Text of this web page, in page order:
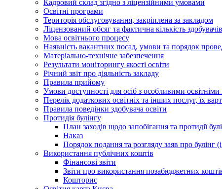
Кадровий склад згідно з ліцензійними умовами
Освітні програми
Територія обслуговування, закріплена за закладом
Ліцензований обсяг та фактична кількість
Мова освітнього процесу
Наявність вакантних посад, умови та порядок
Матеріально-технічне забезпечення
Результати моніторингу якості освіти
Річний звіт про діяльність закладу
Правила прийому
Умови доступності для осіб з особливими
Перелік додаткових освітніх та інших послуг, їх
Правила поведінки здобувача освіти
Протидія булінгу
План заходів щодо запобігання та протидії
Наказ
Порядок подання та розгляду заяв про булінг
Використання публічних коштів
Фінансові звіти
Звіти про використання позабюджетних
Кошторис